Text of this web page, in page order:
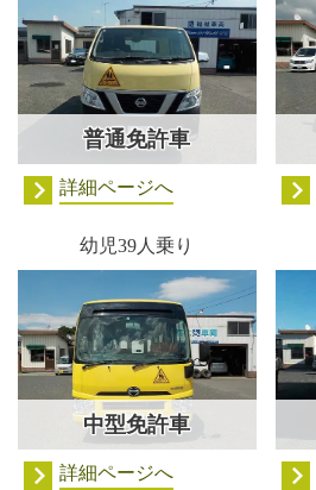
普通免許車
詳細ページへ
幼児39人乗り
中型免許車
詳細ページへ